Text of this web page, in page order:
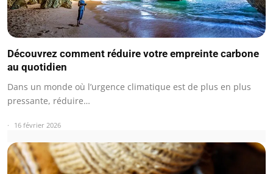
Découvrez comment réduire votre empreinte carbone
au quotidien
Dans un monde où l’urgence climatique est de plus en plus
pressante, réduire…
16 février 2026